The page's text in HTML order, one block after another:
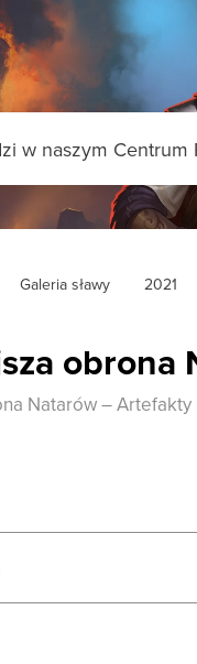
Galeria sławy 2021
Natarów – Artefakty